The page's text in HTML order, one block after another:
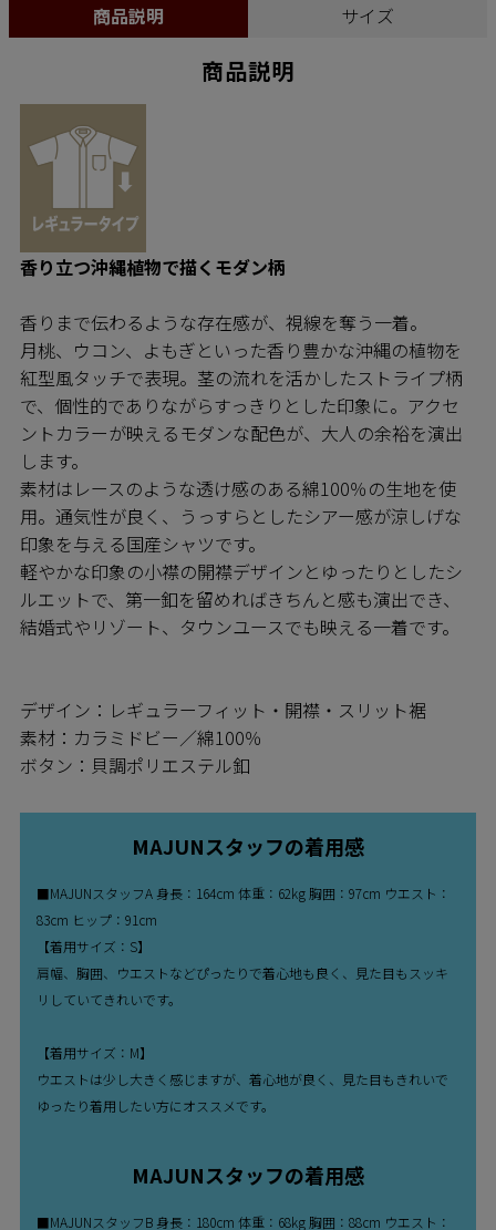
商品説明 サイズ
商品説明
香り立つ沖縄植物で描くモダン柄
香りまで伝わるような存在感が、視線を奪う一着。
月桃、ウコン、よもぎといった香り豊かな沖縄の植物を
紅型風タッチで表現。茎の流れを活かしたストライプ柄
で、個性的でありながらすっきりとした印象に。アクセ
ントカラーが映えるモダンな配色が、大人の余裕を演出
します。
素材はレースのような透け感のある綿100％の生地を使
用。通気性が良く、うっすらとしたシアー感が涼しげな
印象を与える国産シャツです。
軽やかな印象の小襟の開襟デザインとゆったりとしたシ
ルエットで、第一釦を留めればきちんと感も演出でき、
結婚式やリゾート、タウンユースでも映える一着です。
デザイン：レギュラーフィット・開襟・スリット裾
素材：カラミドビー／綿100％
ボタン：貝調ポリエステル釦
MAJUNスタッフの着用感
■MAJUNスタッフA 身長：164cm 体重：62kg 胸囲：97cm ウエスト：
83cm ヒップ：91cm
【着用サイズ：S】
肩幅、胸囲、ウエストなどぴったりで着心地も良く、見た目もスッキ
リしていてきれいです。
【着用サイズ：M】
ウエストは少し大きく感じますが、着心地が良く、見た目もきれいで
ゆったり着用したい方にオススメです。
MAJUNスタッフの着用感
■MAJUNスタッフB 身長：180cm 体重：68kg 胸囲：88cm ウエスト：